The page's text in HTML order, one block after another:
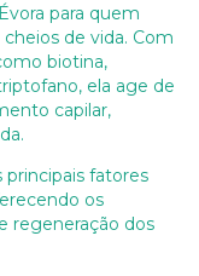
para quem
de vida. Com
biotina,
ela age de
capilar,
principais fatores
os
regeneração dos